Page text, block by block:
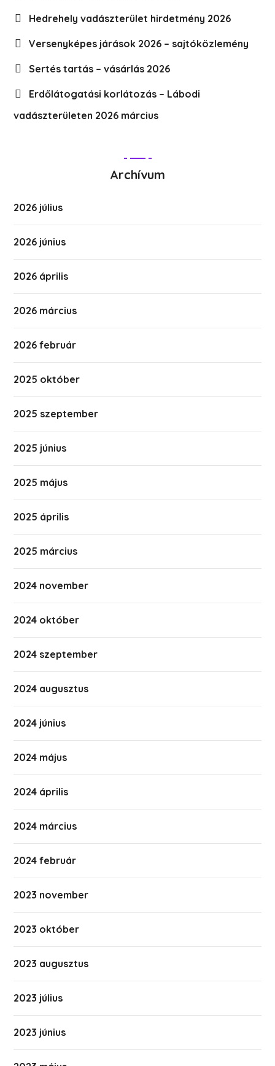
Hedrehely vadászterület hirdetmény 2026
Versenyképes járások 2026 – sajtóközlemény
Sertés tartás – vásárlás 2026
Erdőlátogatási korlátozás – Lábodi
vadászterületen 2026 március
Archívum
2026 július
2026 június
2026 április
2026 március
2026 február
2025 október
2025 szeptember
2025 június
2025 május
2025 április
2025 március
2024 november
2024 október
2024 szeptember
2024 augusztus
2024 június
2024 május
2024 április
2024 március
2024 február
2023 november
2023 október
2023 augusztus
2023 július
2023 június